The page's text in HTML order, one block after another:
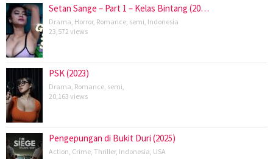
Setan Sange – Part 1 – Kelas Bintang (20…
Drama Horror, Romance semi Indonesia
23,572 views
PSK (2023)
Drama Romance semi
20,163 views
Pengepungan di Bukit Duri (2025)
Action Crime Thriller, Indonesia USA